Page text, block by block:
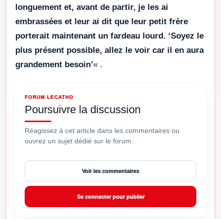
longuement et, avant de partir, je les ai
embrassées et leur ai dit que leur petit frère
porterait maintenant un fardeau lourd. ‘Soyez le
plus présent possible, allez le voir car il en aura
grandement besoin’« .
FORUM LECATHO
Poursuivre la discussion
Réagissez à cet article dans les commentaires ou
ouvrez un sujet dédié sur le forum.
Voir les commentaires
Se connecter pour publier